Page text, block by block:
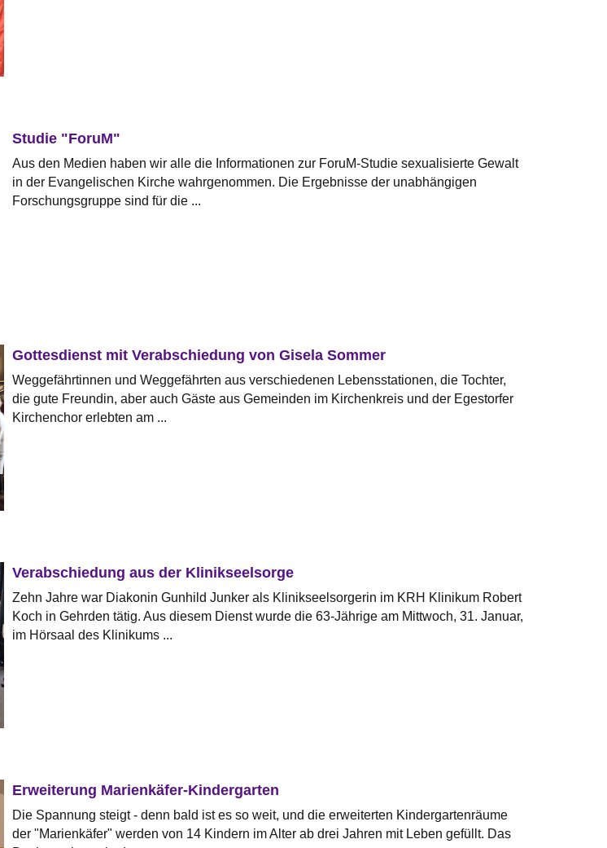
Studie "ForuM"
Aus den Medien haben wir alle die Informationen zur ForuM-Studie sexualisierte Gewalt
in der Evangelischen Kirche wahrgenommen. Die Ergebnisse der unabhängigen
Forschungsgruppe sind für die ...
Gottesdienst mit Verabschiedung von Gisela Sommer
Weggefährtinnen und Weggefährten aus verschiedenen Lebensstationen, die Tochter,
die gute Freundin, aber auch Gäste aus Gemeinden im Kirchenkreis und der Egestorfer
Kirchenchor erlebten am ...
Verabschiedung aus der Klinikseelsorge
Zehn Jahre war Diakonin Gunhild Junker als Klinikseelsorgerin im KRH Klinikum Robert
Koch in Gehrden tätig. Aus diesem Dienst wurde die 63-Jährige am Mittwoch, 31. Januar,
im Hörsaal des Klinikums ...
Erweiterung Marienkäfer-Kindergarten
Die Spannung steigt - denn bald ist es so weit, und die erweiterten Kindergartenräume
der "Marienkäfer" werden von 14 Kindern im Alter ab drei Jahren mit Leben gefüllt. Das